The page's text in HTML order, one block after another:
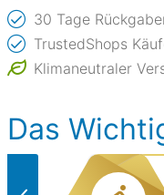
30 Tage
TrustedShops
Klimaneutraler
Das